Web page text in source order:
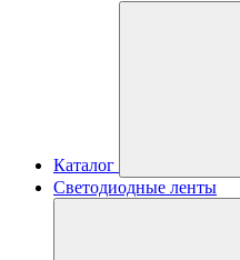
Каталог
Светодиодные ленты